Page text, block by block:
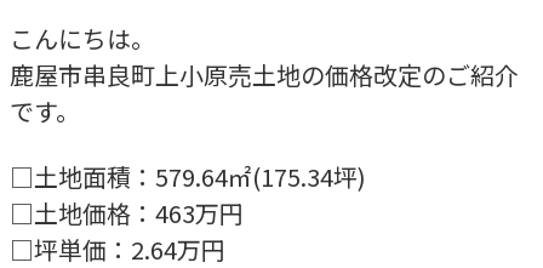
こんにちは。
鹿屋市串良町上小原売土地の価格改定のご紹介
です。
□土地面積：579.64㎡(175.34坪)
□土地価格：463万円
□坪単価：2.64万円